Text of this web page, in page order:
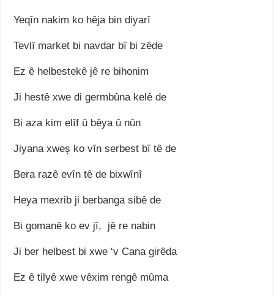
Yeqȋn nakim ko hȇja bin diyarȋ
Tevlȋ market bi navdar bȋ bi zȇde
Ez ȇ helbestekȇ jȇ re bihonim
Ji hestȇ xwe di germbȗna kelȇ de
Bi aza kim elȋf ȗ bȇya ȗ nȗn
Jiyana xweș ko vȋn serbest bȋ tȇ de
Bera razȇ evȋn tȇ de bixwȋnȋ
Heya mexrib ji berbanga sibȇ de
Bi gomanȇ ko ev jȋ, jȇ re nabin
Ji ber helbest bi xwe ‘v Cana girȇda
Ez ȇ tilyȇ xwe vȇxim rengȇ mȗma